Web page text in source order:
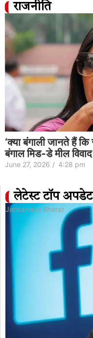
राजनीति
‘क्या बंगाली जानते हैं
बंगाल मिड-डे मील
June 27, 2026 / 4:28 pm
लेटेस्ट टॉप अपडेट
Jansarokar Bharat